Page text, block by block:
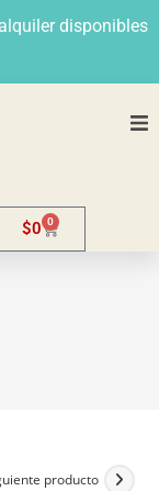
disponibles
$0 0
producto